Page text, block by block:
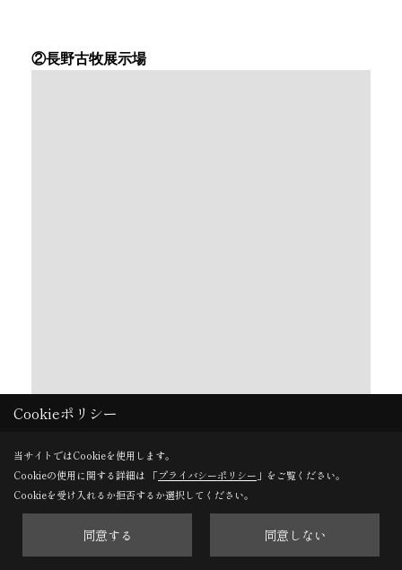
②長野古牧展示場
賞も受賞した展示場。CUBE型キッチンはゲストと
ホストの垣根なくみんなで囲めるので、自然と会話
も弾みます。
Cookieポリシー
当サイトではCookieを使用します。
Cookieの使用に関する詳細は 「プライバシーポリシー 」をご覧ください。
Cookieを受け入れるか拒否するか選択してください。
同意する 同意しない